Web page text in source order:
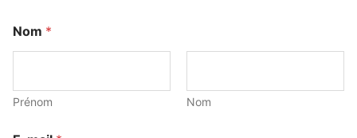
Nom *
Prénom Nom